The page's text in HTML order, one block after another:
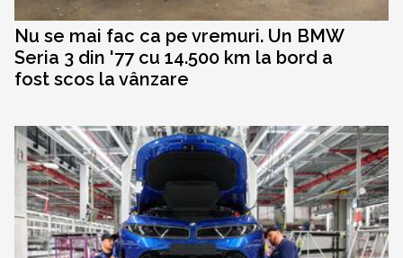
Nu se mai fac ca pe vremuri. Un BMW
Seria 3 din '77 cu 14.500 km la bord a
fost scos la vânzare